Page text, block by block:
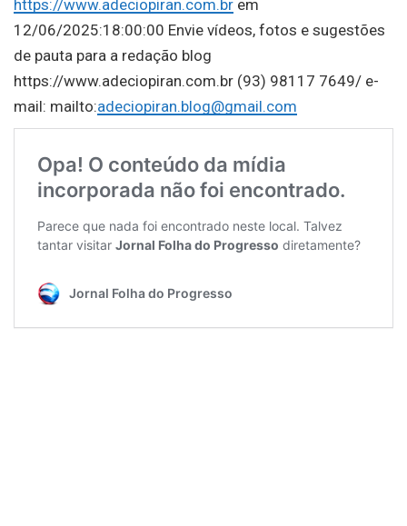
https://www.adeciopiran.com.br em
12/06/2025:18:00:00 Envie vídeos, fotos e sugestões
de pauta para a redação blog
https://www.adeciopiran.com.br (93) 98117 7649/ e-
mail: mailto:adeciopiran.blog@gmail.com